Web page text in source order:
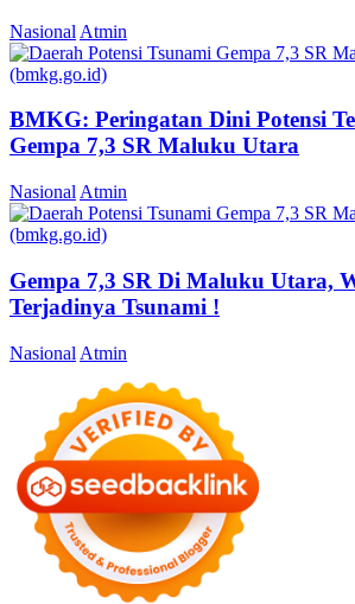
Nasional Atmin
BMKG: Peringatan Dini Potensi
Gempa 7,3 SR Maluku Utara
Nasional Atmin
Gempa 7,3 SR Di Maluku Utara,
Terjadinya Tsunami !
Nasional Atmin